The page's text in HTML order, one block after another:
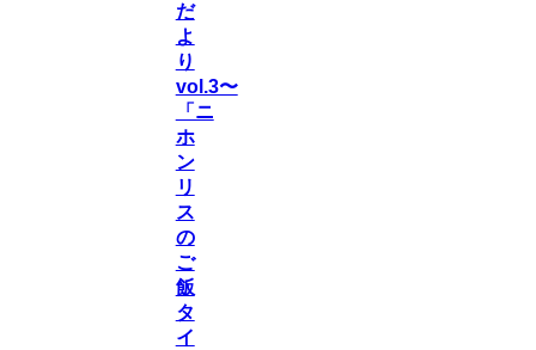
だ
よ
り
vol.3〜
「ニ
ホ
ン
リ
ス
の
ご
飯
タ
イ